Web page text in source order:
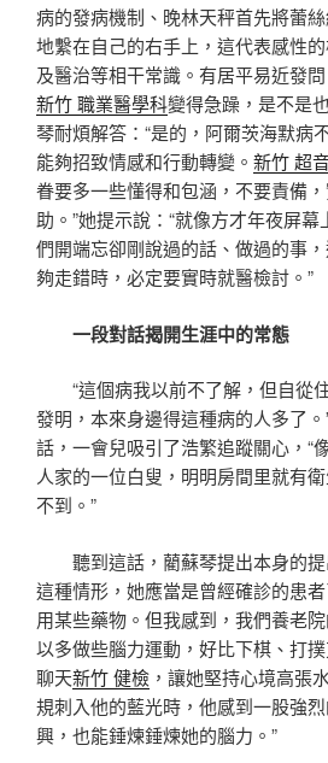
病的發病機制、晚林天秤首先將蕾
地繫在自己的右手上，這代表感性
及醫治等相干常識。有居平易近發
新竹 職業醫學科變得急躁，是不是
琴耐煩解答：“是的，阿爾茨海默病
能夠招致情感和行動轉變。 新竹 超
眷要多一些懂得和包涵，不要責備
助。”她提示說：“就像方才年夜屏
們開端忘卻剛說過的話、做過的事
夠走錯時，必定要實時就醫檢討。”
一段對話揭開生涯中的常態
“這個病我以前不了解，但自從
發明，本來身邊得這種病的人多了
話，一會兒吸引了浩繁追蹤關心，“
人家的一位白叟，明明房間里就有
不到。”
聽到這話，藺蘇琴提出本身的
這種情形，她應當是曾經確診的患
用某些藥物。但我感到，我們養老
以多做些腦力運動，好比下棋、打
聊天新竹 健檢 ，讓她堅持心境高張
規刺入他的藍光時，他感到一股強
興，也能錘煉錘煉她的腦力。”